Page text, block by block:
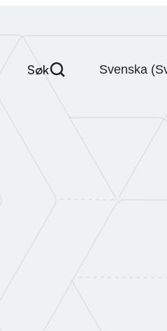
Søk